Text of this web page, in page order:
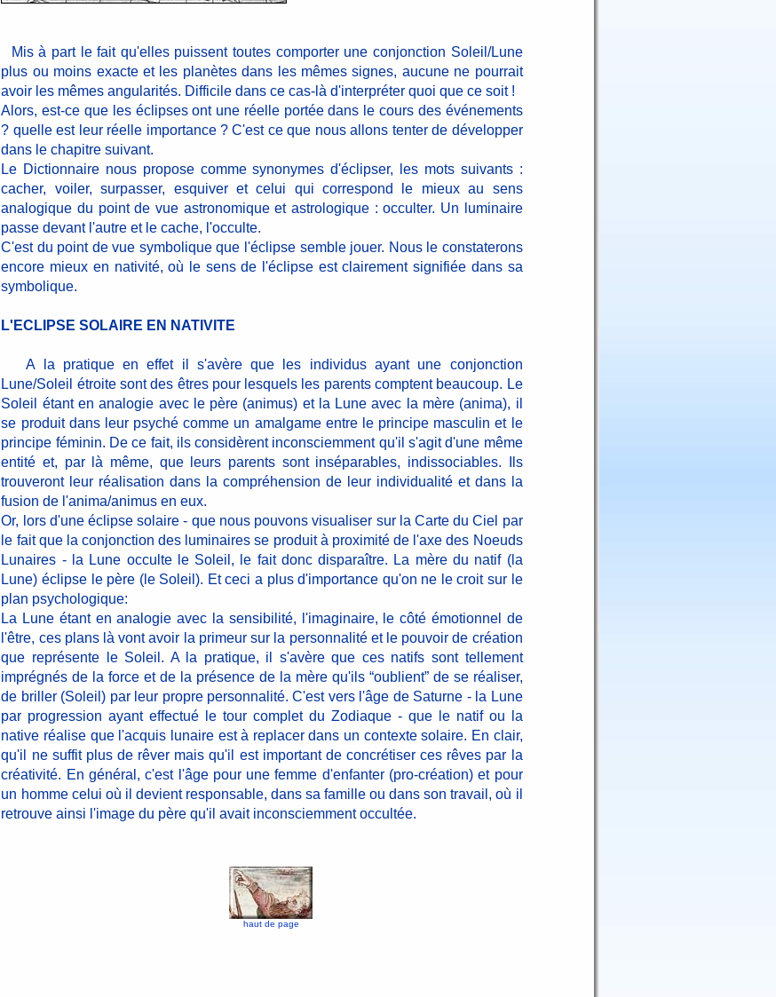
Mis à part le fait qu'elles puissent toutes comporter une conjonction Soleil/Lune
plus ou moins exacte et les planètes dans les mêmes signes, aucune ne pourrait
avoir les mêmes angularités. Difficile dans ce cas-là d'interpréter quoi que ce soit !
Alors, est-ce que les éclipses ont une réelle portée dans le cours des événements
? quelle est leur réelle importance ? C'est ce que nous allons tenter de développer
dans le chapitre suivant.
Le Dictionnaire nous propose comme synonymes d'éclipser, les mots suivants :
cacher, voiler, surpasser, esquiver et celui qui correspond le mieux au sens
analogique du point de vue astronomique et astrologique : occulter. Un luminaire
passe devant l'autre et le cache, l'occulte.
C'est du point de vue symbolique que l'éclipse semble jouer. Nous le constaterons
encore mieux en nativité, où le sens de l'éclipse est clairement signifiée dans sa
symbolique.
L'ECLIPSE SOLAIRE EN NATIVITE
A la pratique en effet il s'avère que les individus ayant une conjonction
Lune/Soleil étroite sont des êtres pour lesquels les parents comptent beaucoup. Le
Soleil étant en analogie avec le père (animus) et la Lune avec la mère (anima), il
se produit dans leur psyché comme un amalgame entre le principe masculin et le
principe féminin. De ce fait, ils considèrent inconsciemment qu'il s'agit d'une même
entité et, par là même, que leurs parents sont inséparables, indissociables. Ils
trouveront leur réalisation dans la compréhension de leur individualité et dans la
fusion de l'anima/animus en eux.
Or, lors d'une éclipse solaire - que nous pouvons visualiser sur la Carte du Ciel par
le fait que la conjonction des luminaires se produit à proximité de l'axe des Noeuds
Lunaires - la Lune occulte le Soleil, le fait donc disparaître. La mère du natif (la
Lune) éclipse le père (le Soleil). Et ceci a plus d'importance qu'on ne le croit sur le
plan psychologique:
La Lune étant en analogie avec la sensibilité, l'imaginaire, le côté émotionnel de
l'être, ces plans là vont avoir la primeur sur la personnalité et le pouvoir de création
que représente le Soleil. A la pratique, il s'avère que ces natifs sont tellement
imprégnés de la force et de la présence de la mère qu'ils “oublient” de se réaliser,
de briller (Soleil) par leur propre personnalité. C'est vers l'âge de Saturne - la Lune
par progression ayant effectué le tour complet du Zodiaque - que le natif ou la
native réalise que l'acquis lunaire est à replacer dans un contexte solaire. En clair,
qu'il ne suffit plus de rêver mais qu'il est important de concrétiser ces rêves par la
créativité. En général, c'est l'âge pour une femme d'enfanter (pro-création) et pour
un homme celui où il devient responsable, dans sa famille ou dans son travail, où il
retrouve ainsi l'image du père qu'il avait inconsciemment occultée.
haut de page